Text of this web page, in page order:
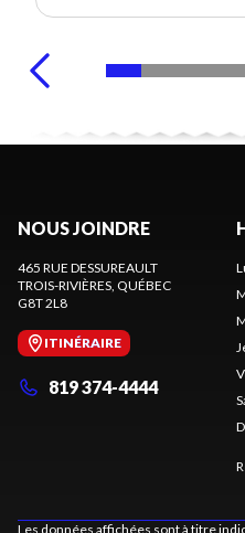
NOUS JOINDRE
465 RUE DESSUREAULT
TROIS-RIVIÈRES , QUÉBEC
G8T 2L8
ITINÉRAIRE
819 374-4444
Les données affichées sont à titre